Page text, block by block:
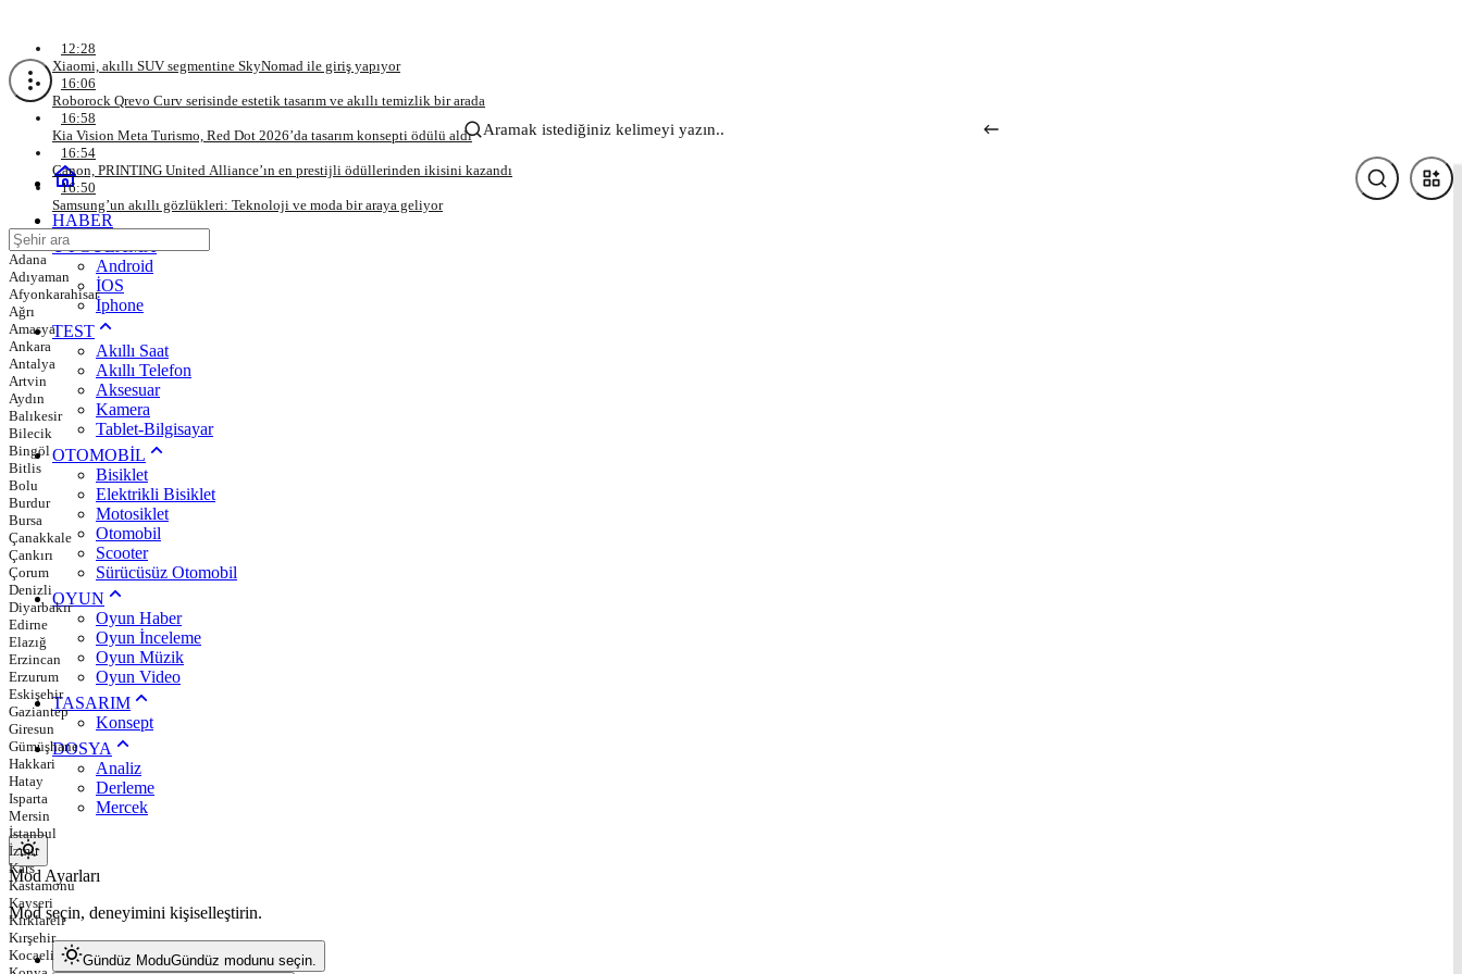
12:28
Xiaomi, akıllı SUV segmentine SkyNomad ile giriş yapıyor
16:06
Roborock Qrevo Curv serisinde estetik tasarım ve akıllı temizlik bir arada
16:58
Kia Vision Meta Turismo, Red Dot 2026’da tasarım konsepti ödülü aldı
16:54
Canon, PRINTING United Alliance’ın en prestijli ödüllerinden ikisini kazandı
16:50
Samsung’un akıllı gözlükleri: Teknoloji ve moda bir araya geliyor
Adana
Adıyaman
Afyonkarahisar
Ağrı
Amasya
Ankara
Antalya
Artvin
Aydın
Balıkesir
Bilecik
Bingöl
Bitlis
Bolu
Burdur
Bursa
Çanakkale
Çankırı
Çorum
Denizli
Diyarbakır
Edirne
Elazığ
Erzincan
Erzurum
Eskişehir
Gaziantep
Giresun
Gümüşhane
Hakkari
Hatay
Isparta
Mersin
İstanbul
İzmir
Kars
Kastamonu
Kayseri
Kırklareli
Kırşehir
Kocaeli
Android
Haberleri
Aramak istediğiniz kelimeyi yazın..
HABER
UYGULAMA
Android
İOS
İphone
TEST
Akıllı Saat
Akıllı Telefon
Aksesuar
Kamera
Tablet-Bilgisayar
OTOMOBİL
Bisiklet
Elektrikli Bisiklet
Motosiklet
Otomobil
Scooter
Sürücüsüz Otomobil
OYUN
Oyun Haber
Oyun İnceleme
Oyun Müzik
Oyun Video
TASARIM
Konsept
DOSYA
Analiz
Derleme
Mercek
Mod
değiştir
Mod Ayarları
Mod seçin, deneyimini kişiselleştirin.
Gündüz ModuGündüz modunu seçin.